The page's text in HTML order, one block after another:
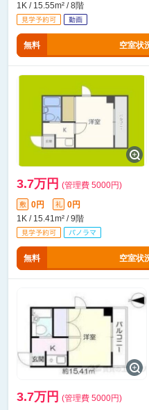
1K / 15.55m² / 8階
無料 空室状
3.7万円 (管理費 5000円)
敷 0円 礼
0円
1K / 15.41m² / 9階
無料 空室状
3.7万円 (管理費 5000円)